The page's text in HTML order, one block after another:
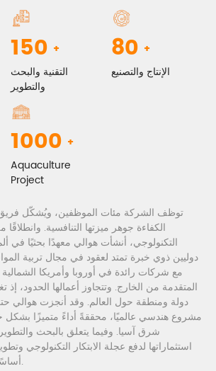
150 +
التقنية والبحث
والتطوير
80 +
الإنتاج والتصنيع
1000 +
Aquaculture
Project
توظف الشركة مئات الموظفين، ويُشكّل فريق
الكفاءة جوهر ميزتها التنافسية. وانطلاقًا
التكنولوجي، أنشأت هوالي معهدًا بحثيًا في
دوليين ذوي خبرة تمتد لعقود في مجال تربية
مع شركات رائدة في أوروبا وأمريكا الشمالية
مشروع هندسي عالميًا، محققةً أداءً متميزًا
شرق آسيا. وفيما يتعلق بالبحث
استثماراتها لدفع عجلة الابتكار التكنولوجي
أساسًا متينًا لنموها المستدام.